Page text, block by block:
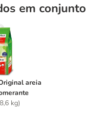
em conjunto
areia vegetal
areia
kg)